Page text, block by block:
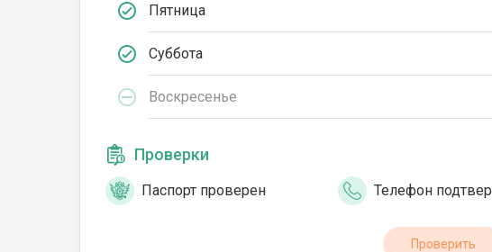
Пятница
Суббота
Воскресенье
Проверки
Паспорт проверен Телефон
Проверить